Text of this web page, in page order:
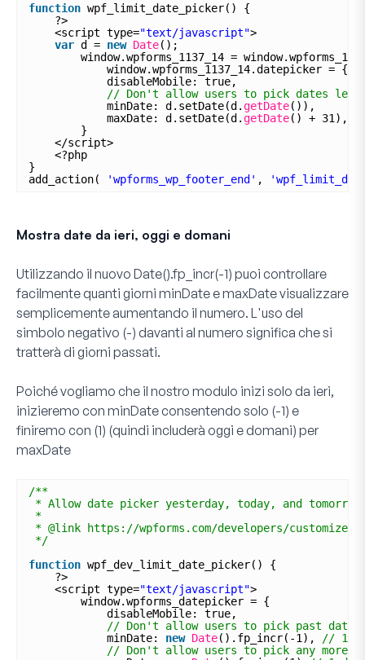
function wpf_limit_date_picker() {
?>
<script type="text/javascript">
var d = new Date();
window.wpforms_1137_14 =
window.wpforms_1137_14.datepicker = {
disableMobile: true,
// Don't allow users to pick dates less
minDate: d.setDate(d. getDate()),
maxDate: d.setDate(d. getDate() + 31),
}
</script>
<?php
}
add_action(
'wpforms_wp_footer_end' ,
Mostra date da ieri, oggi e domani
Utilizzando il nuovo Date().fp_incr(-1) puoi controllare
facilmente quanti giorni minDateemaxDatevisualizzare
semplicemente aumentando il numero. L'uso del
simbolo negativo (-) davanti al numero significa che si
tratterà di giorni passati.
Poiché vogliamo che il nostro modulo inizi solo da ieri,
inizieremo con minDateconsentendo solo (-1) e
finiremo con (1) (quindi includerà oggi e domani) per
maxDate
/**
* Allow date picker yesterday, today, and tomorrow
*
* @link https://wpforms.com/developers/
*/
function wpf_dev_limit_date_picker() {
?>
<script type="text/javascript">
window.wpforms_datepicker = {
disableMobile: true,
// Don't allow users to pick past dates
minDate: new Date().fp_incr(-1),
// 1
// Don't allow users to pick any more